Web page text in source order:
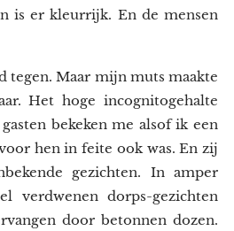
is er kleurrijk. En de mensen
tegen. Maar mijn muts maakte
Het hoge incognitogehalte
bekeken me alsof ik een
hen in feite ook was. En zij
gezichten. In amper
verdwenen dorps-gezichten
door betonnen dozen.